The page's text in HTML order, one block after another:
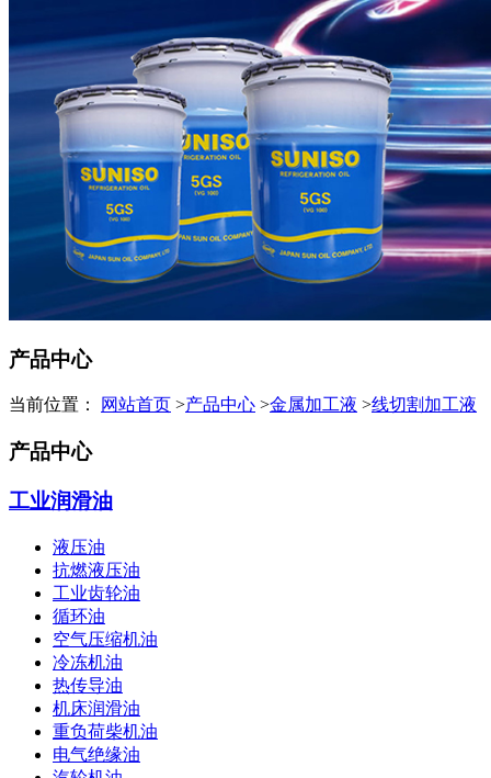
产品中心
当前位置： 网站首页 >产品中心 >金属加工液 >线切割加工液
产品中心
工业润滑油
液压油
抗燃液压油
工业齿轮油
循环油
空气压缩机油
冷冻机油
热传导油
机床润滑油
重负荷柴机油
电气绝缘油